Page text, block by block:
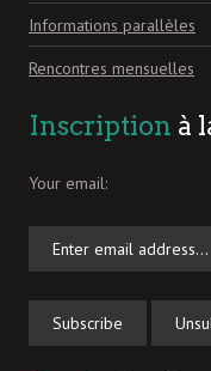
Informations parallèles
Rencontres mensuelles
Inscription à
Your email: